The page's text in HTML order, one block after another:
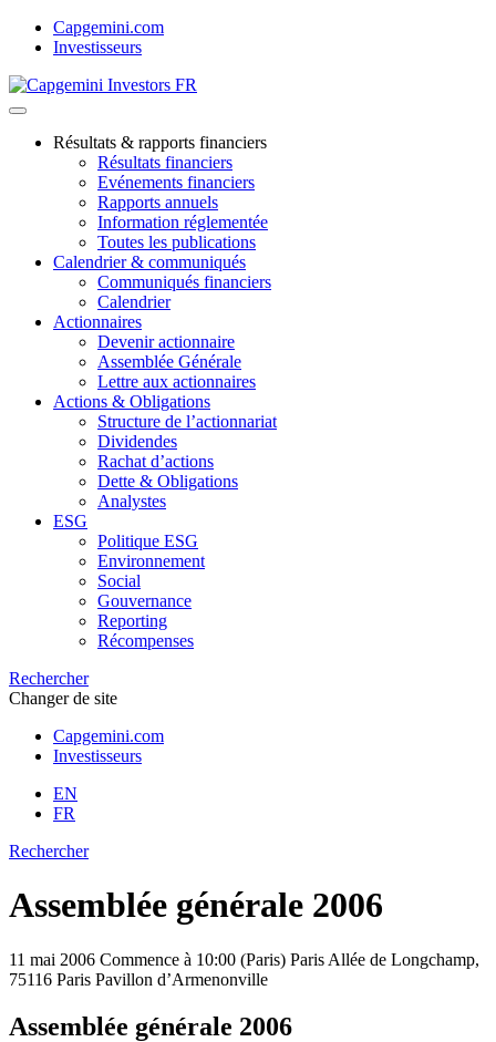
Skip
Capgemini.com
Investisseurs
Résultats & rapports financiers
Résultats financiers
Evénements financiers
Rapports annuels
Information réglementée
Toutes les publications
Calendrier & communiqués
Communiqués financiers
Calendrier
Actionnaires
Devenir actionnaire
Assemblée Générale
Lettre aux actionnaires
Actions & Obligations
Structure de l’actionnariat
Dividendes
Rachat d’actions
Dette & Obligations
Analystes
ESG
Politique ESG
Environnement
Social
Gouvernance
Reporting
Récompenses
Rechercher
Changer de site
Capgemini.com
Investisseurs
EN
FR
Rechercher
Assemblée générale 2006
11 mai 2006 Commence à 10:00 (Paris) Paris Allée de Longchamp,
75116 Paris Pavillon d’Armenonville
Assemblée générale 2006